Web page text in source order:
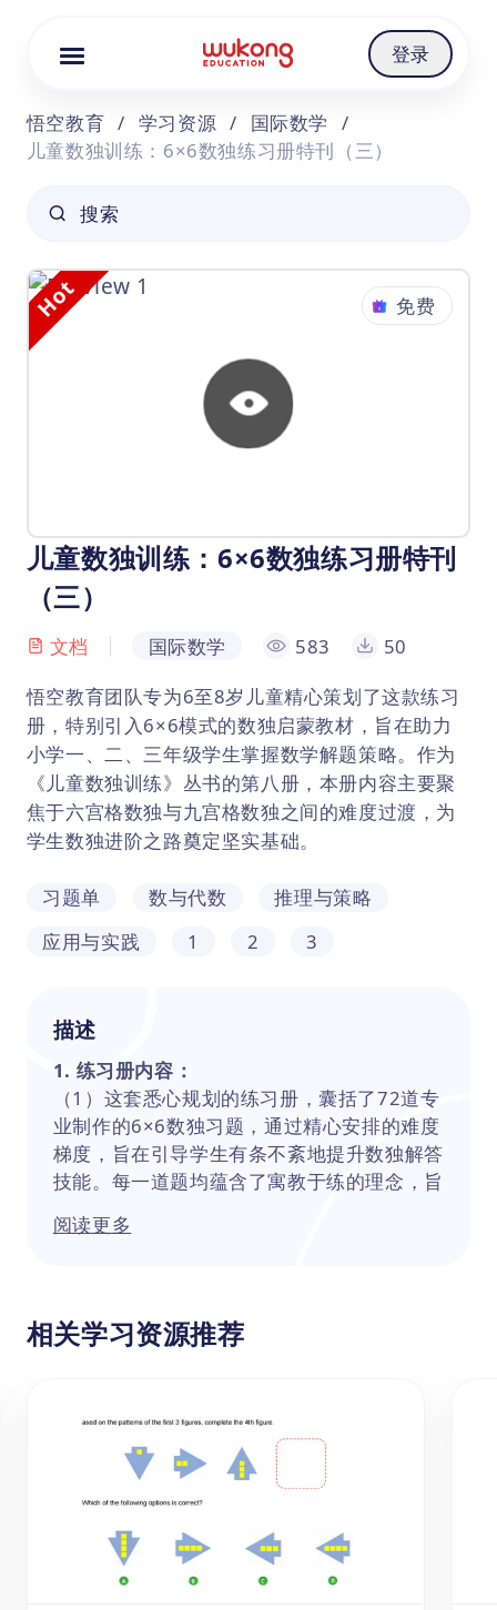
登录
悟空教育 / 学习资源 / 国际数学
/
儿童数独训练：6×6数独练习册特刊（三）
搜索
儿童数独训练：6×6数独练习册特刊
（三）
文档 国际数学 583
50
悟空教育团队专为6至8岁儿童精心策划了这款练习
册，特别引入6×6模式的数独启蒙教材，旨在助力
小学一、二、三年级学生掌握数学解题策略。作为
《儿童数独训练》丛书的第八册，本册内容主要聚
焦于六宫格数独与九宫格数独之间的难度过渡，为
学生数独进阶之路奠定坚实基础。
习题单 数与代数
推理与策略
应用与实践
1 2 3
Hot 免费
描述
1. 练习册内容：
（1）这套悉心规划的练习册，囊括了72道专
业制作的6×6数独习题，通过精心安排的难度
梯度，旨在引导学生有条不紊地提升数独解答
技能。每一道题均蕴含了寓教于练的理念，旨
辨力，增进推理才能。
在激发学生的挑战精神，使他们在面对更复杂
的数独游戏时，既能在破解过程中锻炼心智，
他们自我提升、勇攀高峰的一次良机。
（3）练习册尾页附有全套习题的答案，学生
在完成题目后，可快速比对答案，即时发现自
己解答过程中的疏漏与短板，以便精准调整、
优化解题策略。
2. 主要知识点：6×6数独
阅读更多
相关学习资源推荐